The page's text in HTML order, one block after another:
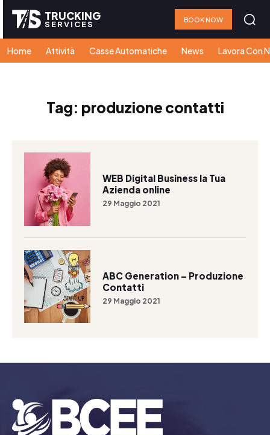
TRUCKING
SERVICES BOOK NOW
Home Attività Casse Automatiche News Lavora Con
Tag: produzione contatti
WEB Digital Business la Tua
Azienda online
29 Maggio 2021
ABC Generation – Produzione
Contatti
29 Maggio 2021